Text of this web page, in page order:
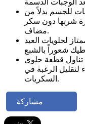
للجسم بدلاً من
شربها دون سكر
مضاف.
لحلويات العيد
تناول قطعة حلوى
الرغبة في
السكريات.
مشاركة